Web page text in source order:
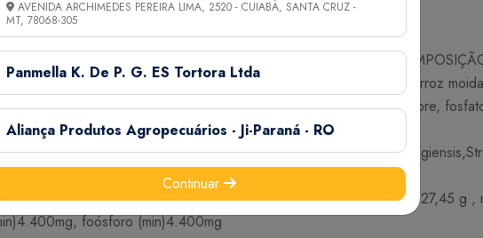
COM PROTEINAS, CÁLCIO E FÓSFORO.
Gerbil, Topolino, Rato de laboratório, Mercol/Twister.
casca, Fruta cristalizada , Arroz, Clalcario calcitico, Casca de arroz
de cálcio, milho integral moido, sulfato de cobalto, sulfato de cobre,
D3,Vitamina E, óxido de zinco e mold zap as.
tumefaciens, milho:agro bacterium temufaciens, bacillus thunin-
bruta (Min)152,5g. Umidade (max)98g, extrato etereo (min)127,45 g ,
foósforo (min)4.400mg
AVENIDA ARCHIMEDES PEREIRA LIMA, 2520 - CUIABÁ, SANTA CRUZ -
MT, 78068-305
Panmella K. De P. G. ES Tortora Ltda
Aliança Produtos Agropecuários - Ji-Paraná - RO
Continuar